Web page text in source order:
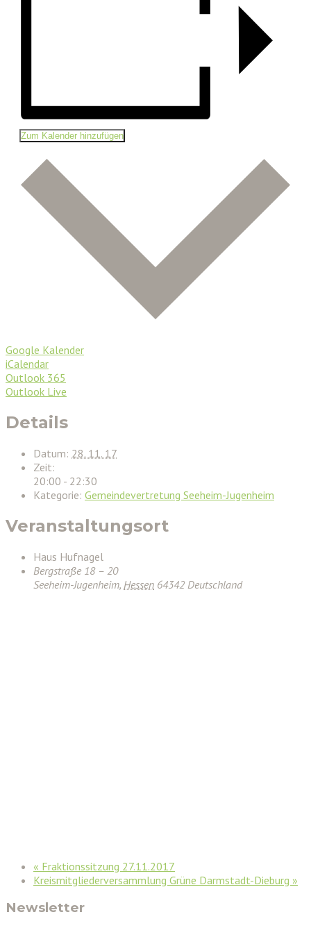
Zum Kalender hinzufügen
Google Kalender
iCalendar
Outlook 365
Outlook Live
Details
Datum: 28. 11. 17
Zeit:
20:00 - 22:30
Kategorie: Gemeindevertretung Seeheim-Jugenheim
Veranstaltungsort
Haus Hufnagel
Bergstraße 18 – 20
Seeheim-Jugenheim, Hessen 64342 Deutschland
« Fraktionssitzung 27.11.2017
Kreismitgliederversammlung Grüne Darmstadt-Dieburg »
Newsletter